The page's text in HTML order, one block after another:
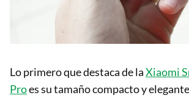
Lo primero que destaca de laXiaomi
Proes su tamaño compacto y